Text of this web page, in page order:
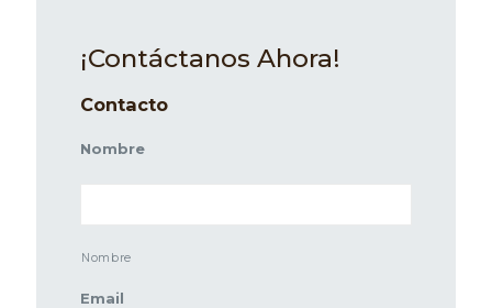
¡Contáctanos Ahora!
Contacto
Nombre
Nombre
Email